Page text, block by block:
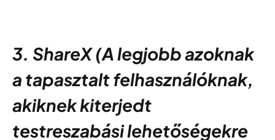
3. ShareX(A legjobb azoknak
a tapasztalt felhasználóknak,
akiknek kiterjedt
testreszabási lehetőségekre